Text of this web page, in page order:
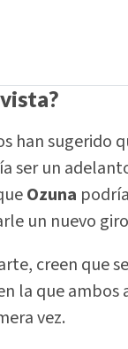
han sugerido
ser un
Ozuna
un nuevo
creen que
la que ambos
vez.